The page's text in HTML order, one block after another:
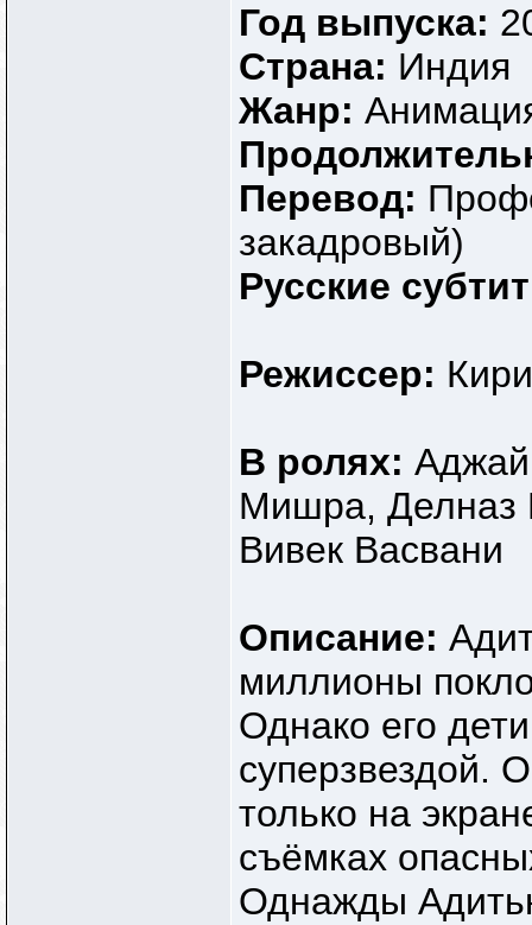
Год выпуска:
Страна: Индия
Жанр:
Перевод:
закадровый)
Русские
Режиссер:
В ролях:
Мишра, Делназ
Вивек Васвани
Описание:
миллионы
Однако его
суперзвездой.
только на
съёмках
Однажды